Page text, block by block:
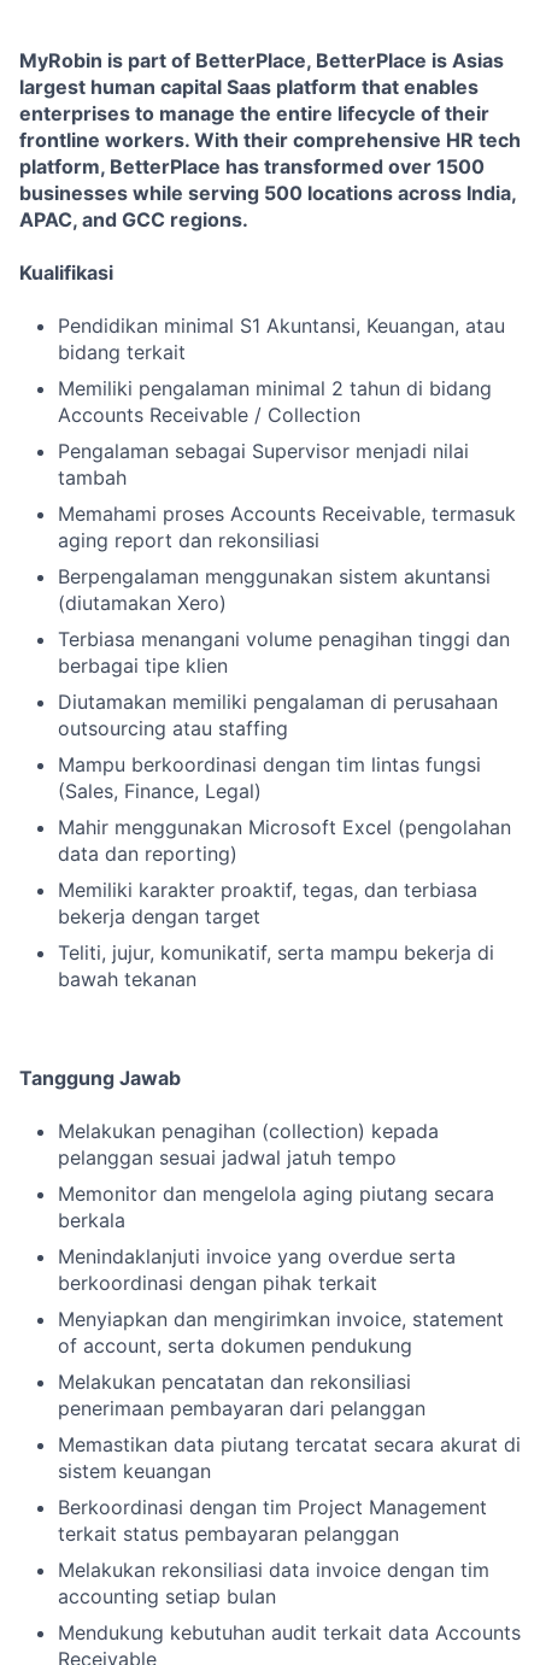
MyRobin is part of BetterPlace, BetterPlace is Asias
largest human capital Saas platform that enables
enterprises to manage the entire lifecycle of their
frontline workers. With their comprehensive HR tech
platform, BetterPlace has transformed over 1500
businesses while serving 500 locations across India,
APAC, and GCC regions.
Kualifikasi
Pendidikan minimal S1 Akuntansi, Keuangan, atau
bidang terkait
Memiliki pengalaman minimal 2 tahun di bidang
Accounts Receivable / Collection
Pengalaman sebagai Supervisor menjadi nilai
tambah
Memahami proses Accounts Receivable, termasuk
aging report dan rekonsiliasi
Berpengalaman menggunakan sistem akuntansi
(diutamakan Xero)
Terbiasa menangani volume penagihan tinggi dan
berbagai tipe klien
Diutamakan memiliki pengalaman di perusahaan
outsourcing atau staffing
Mampu berkoordinasi dengan tim lintas fungsi
(Sales, Finance, Legal)
Mahir menggunakan Microsoft Excel (pengolahan
data dan reporting)
Memiliki karakter proaktif, tegas, dan terbiasa
bekerja dengan target
Teliti, jujur, komunikatif, serta mampu bekerja di
bawah tekanan
Tanggung Jawab
Melakukan penagihan (collection) kepada
pelanggan sesuai jadwal jatuh tempo
Memonitor dan mengelola aging piutang secara
berkala
Menindaklanjuti invoice yang overdue serta
berkoordinasi dengan pihak terkait
Menyiapkan dan mengirimkan invoice, statement
of account, serta dokumen pendukung
Melakukan pencatatan dan rekonsiliasi
penerimaan pembayaran dari pelanggan
Memastikan data piutang tercatat secara akurat di
sistem keuangan
Berkoordinasi dengan tim Project Management
terkait status pembayaran pelanggan
Melakukan rekonsiliasi data invoice dengan tim
accounting setiap bulan
Mendukung kebutuhan audit terkait data Accounts
Receivable